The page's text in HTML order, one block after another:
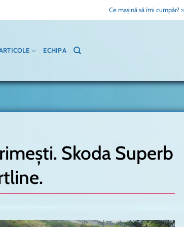
Ce mașină să îmi cumpăr?
ECHIPA
Skoda Superb